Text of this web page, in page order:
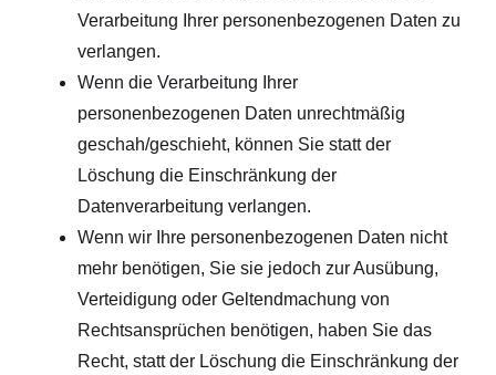
Verarbeitung Ihrer personenbezogenen Daten zu
verlangen.
Wenn die Verarbeitung Ihrer
personenbezogenen Daten unrechtmäßig
geschah/geschieht, können Sie statt der
Löschung die Einschränkung der
Datenverarbeitung verlangen.
Wenn wir Ihre personenbezogenen Daten nicht
mehr benötigen, Sie sie jedoch zur Ausübung,
Verteidigung oder Geltendmachung von
Rechtsansprüchen benötigen, haben Sie das
Recht, statt der Löschung die Einschränkung der